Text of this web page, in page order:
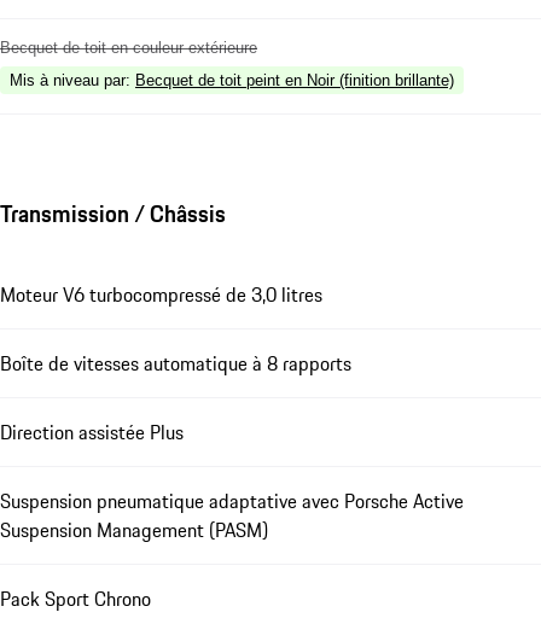
Becquet de toit en couleur extérieure
Mis à niveau par: Becquet de toit peint en Noir (finition brillante)
Transmission / Châssis
Moteur V6 turbocompressé de 3,0 litres
Boîte de vitesses automatique à 8 rapports
Direction assistée Plus
Suspension pneumatique adaptative avec Porsche Active
Suspension Management (PASM)
Pack Sport Chrono